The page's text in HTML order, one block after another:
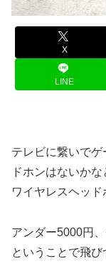
X
LINE
テレビに繋いで
ドホンはないか
ワイヤレスヘッド
アンダー5000円
ということで飛び